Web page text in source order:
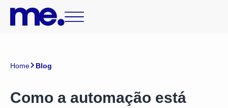
Home Blog
Como a automação está